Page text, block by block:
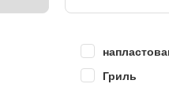
Гриль